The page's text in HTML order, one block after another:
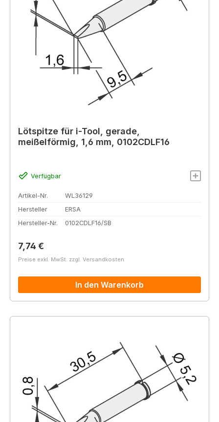
Lötspitze für i-Tool, gerade,
meißelförmig, 1,6 mm, 0102CDLF16
Verfügbar
Artikel-Nr.
WL36129
Hersteller
ERSA
Hersteller-Nr.
0102CDLF16/SB
Regulärer Preis:
7,74 €
Preise exkl. MwSt. zzgl. Versandkosten
In den Warenkorb